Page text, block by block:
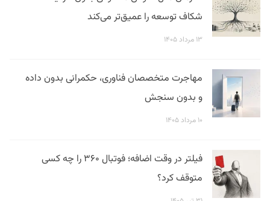
شکاف توسعه را عمیق‌تر می‌کند
۱۳ مرداد ۱۴۰۵
مهاجرت متخصصان فناوری، حکمرانی بدون داده
و بدون سنجش
۱۰ مرداد ۱۴۰۵
فیلتر در وقت اضافه؛ فوتبال ۳۶۰ را چه کسی
متوقف کرد؟